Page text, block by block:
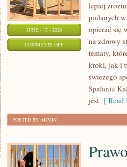
JUNE - 17 - 2026
COMMENTS OFFON
ODCHUDZANIU
lepiej
podanych
opierać się
na zdrowy
tematy,
kroki, jak i
świeżego
Spalaniu
jest [ Read
POSTED BY ADMIN